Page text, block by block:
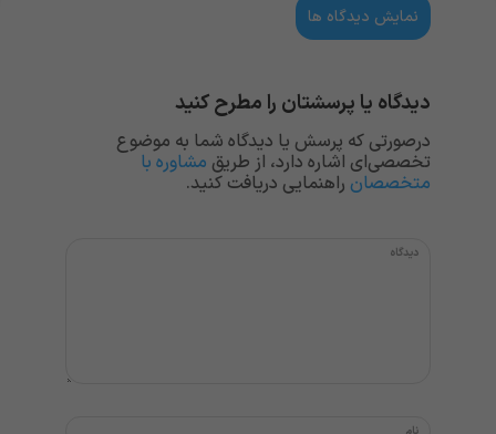
نمایش دیدگاه ها
دیدگاه یا پرسشتان را مطرح کنید
درصورتی که پرسش یا دیدگاه شما به موضوع
تخصصی‌ای اشاره دارد، از طریق مشاوره با
متخصصان راهنمایی دریافت کنید.